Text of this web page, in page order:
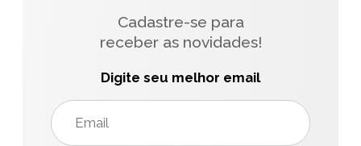
Cadastre-se para
receber as novidades!
Digite seu melhor email